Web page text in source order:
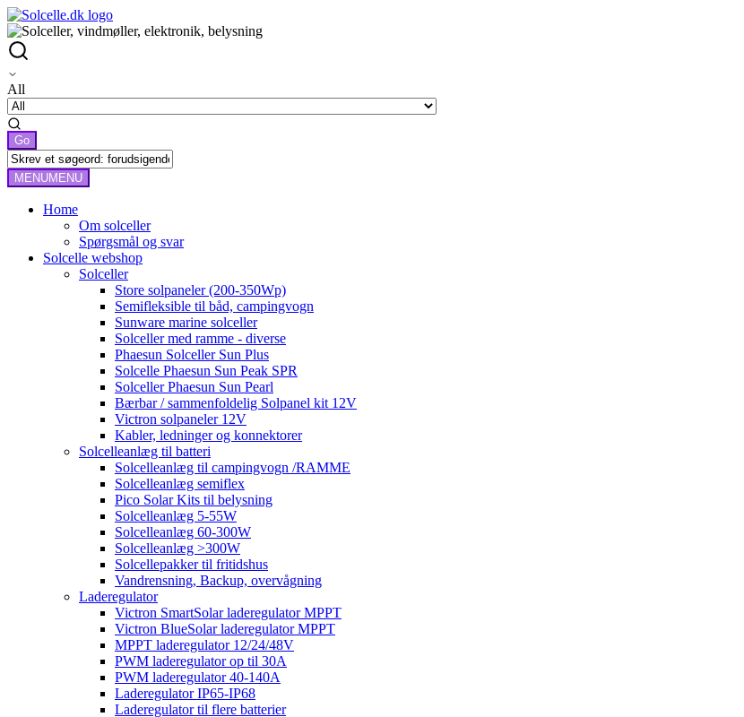
All
MENUMENU
Home
Om solceller
Spørgsmål og svar
Solcelle webshop
Solceller
Store solpaneler (200-350Wp)
Semifleksible til båd, campingvogn
Sunware marine solceller
Solceller med ramme - diverse
Phaesun Solceller Sun Plus
Solcelle Phaesun Sun Peak SPR
Solceller Phaesun Sun Pearl
Bærbar / sammenfoldelig Solpanel kit 12V
Victron solpaneler 12V
Kabler, ledninger og konnektorer
Solcelleanlæg til batteri
Solcelleanlæg til campingvogn /RAMME
Solcelleanlæg semiflex
Pico Solar Kits til belysning
Solcelleanlæg 5-55W
Solcelleanlæg 60-300W
Solcelleanlæg >300W
Solcellepakker til fritidshus
Vandrensning, Backup, overvågning
Laderegulator
Victron SmartSolar laderegulator MPPT
Victron BlueSolar laderegulator MPPT
MPPT laderegulator 12/24/48V
PWM laderegulator op til 30A
PWM laderegulator 40-140A
Laderegulator IP65-IP68
Laderegulator til flere batterier